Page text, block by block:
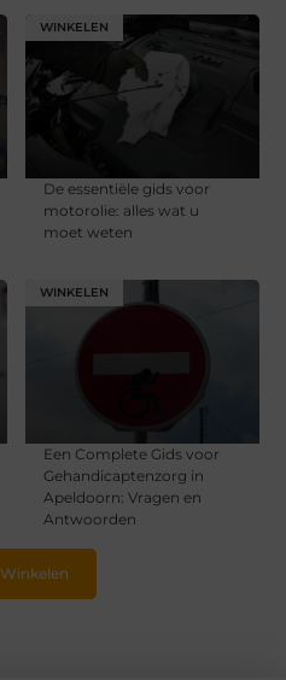
WINKELEN
De essentiële gids voor
motorolie: alles wat u
moet weten
WINKELEN
Een Complete Gids voor
Gehandicaptenzorg in
Apeldoorn: Vragen en
Antwoorden
Winkelen